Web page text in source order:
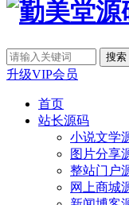
升级VIP会员
首页
站长源码
小说文学
图片分享
整站门户
网上商城